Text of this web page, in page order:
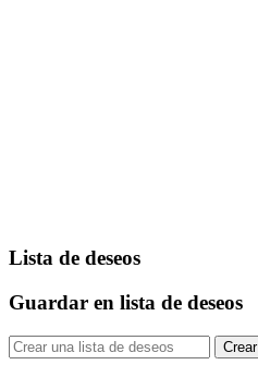
Lista de deseos
Guardar en lista de deseos
Crear